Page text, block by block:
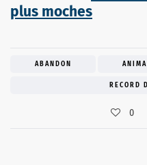
plus moches
ABANDON
RECORD
0